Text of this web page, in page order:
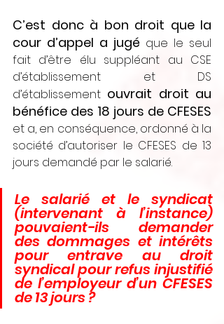
C’est donc à bon droit que la
cour d’appel a jugé que le seul
fait d’être élu suppléant au CSE
d’établissement et DS
d’établissement ouvrait droit au
bénéfice des 18 jours de CFESES
et a, en conséquence, ordonné à la
société d’autoriser le CFESES de 13
jours demandé par le salarié.
Le salarié et le syndicat
(intervenant à l’instance)
pouvaient-ils demander
des dommages et intérêts
pour entrave au droit
syndical pour refus injustifié
de l’employeur d’un CFESES
de 13 jours ?